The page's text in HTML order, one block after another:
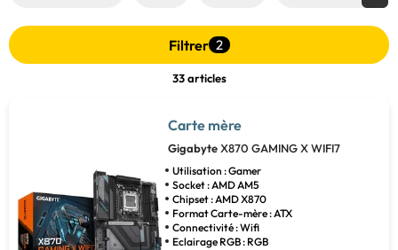
Filtrer 2
33 articles
Carte mère
GigabyteX870 GAMING X WIFI7
Utilisation : Gamer
Socket : AMD AM5
Chipset : AMD X870
Format Carte-mère : ATX
Connectivité : Wifi
Eclairage RGB : RGB